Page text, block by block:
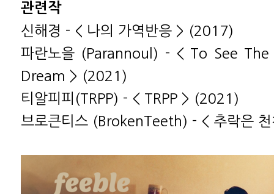
관련작
신해경 - < 나의 가역반응 > (2017)
파란노을 (Parannoul) - < To See
Dream > (2021)
티알피피(TRPP) - < TRPP > (2021)
브로큰티스 (BrokenTeeth) - < 추락은